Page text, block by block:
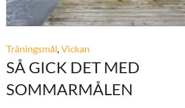
Träningsmål Vickan
SÅ GICK DET MED
SOMMARMÅLEN